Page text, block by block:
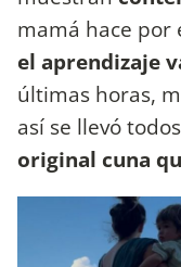
mamá hace por
el aprendizaje
últimas horas,
así se llevó
original cuna